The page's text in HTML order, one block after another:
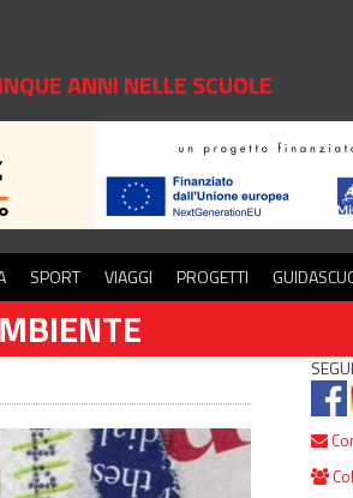
ANNI NELLE SCUOLE
SPORT VIAGGI PROGETTI